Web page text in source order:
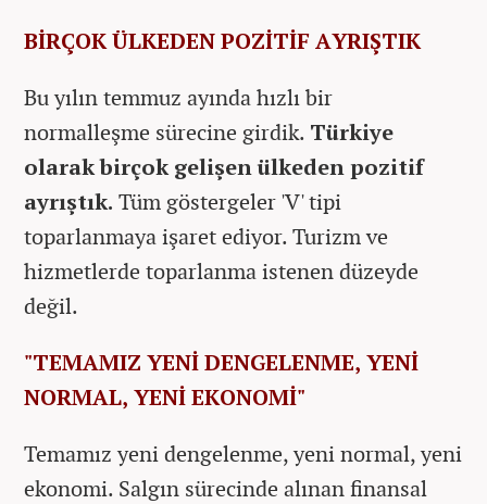
BİRÇOK ÜLKEDEN POZİTİF AYRIŞTIK
Bu yılın temmuz ayında hızlı bir
normalleşme sürecine girdik. Türkiye
olarak birçok gelişen ülkeden pozitif
ayrıştık. Tüm göstergeler 'V' tipi
toparlanmaya işaret ediyor. Turizm ve
hizmetlerde toparlanma istenen düzeyde
değil.
"TEMAMIZ YENİ DENGELENME, YENİ
NORMAL, YENİ EKONOMİ"
Temamız yeni dengelenme, yeni normal, yeni
ekonomi. Salgın sürecinde alınan finansal